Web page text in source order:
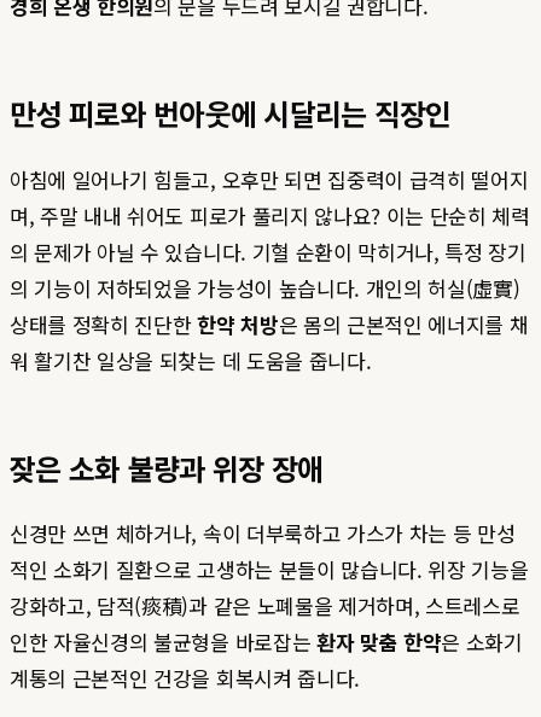
만성 피로와 번아웃에 시달리는 직장인
아침에 일어나기 힘들고, 오후만 되면 집중력이 급격히 떨어지
며, 주말 내내 쉬어도 피로가 풀리지 않나요? 이는 단순히 체력
의 문제가 아닐 수 있습니다. 기혈 순환이 막히거나, 특정 장기
의 기능이 저하되었을 가능성이 높습니다. 개인의 허실(虛實)
상태를 정확히 진단한한약 처방은 몸의 근본적인 에너지를 채
워 활기찬 일상을 되찾는 데 도움을 줍니다.
잦은 소화 불량과 위장 장애
신경만 쓰면 체하거나, 속이 더부룩하고 가스가 차는 등 만성
적인 소화기 질환으로 고생하는 분들이 많습니다. 위장 기능을
강화하고, 담적(痰積)과 같은 노폐물을 제거하며, 스트레스로
인한 자율신경의 불균형을 바로잡는 환자 맞춤 한약은 소화기
계통의 근본적인 건강을 회복시켜 줍니다.